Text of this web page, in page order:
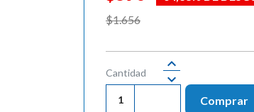
$1.656
Cantidad
Comprar